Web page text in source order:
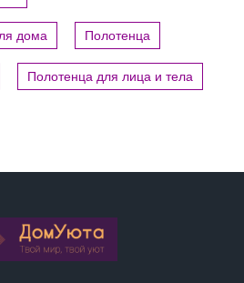
дома Полотенца
Полотенца для лица и тела